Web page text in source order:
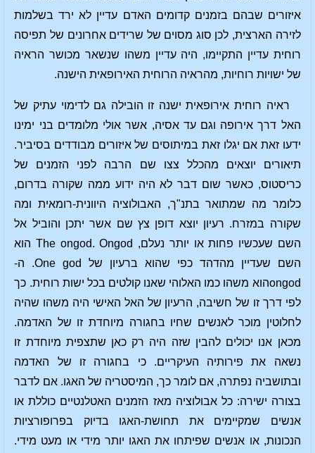
איזורים שבהם בזמנים קדומים האדם עדיין לא ירד בשלמות
לזירה הארצית, לכן סוג מסוים של שרידים אחרונים של תפיסה
רוחית עדיין התקיימו, היה עדיין משהו שנשאר מכושר הראיה
של ישויות רוחיות, מהראיה הרוחית האירופאית הישנה.
ראיה רוחית אירופאית ישנה זו הובילה גם לדימוי עתיק של
האל דרך אירופה וגם עד אסיה, אשר אולי מלומדים בני ימינו
ידעו זאת אם יגלו זאת במיתוסים של איזורים מבודדים בסיביר.
תיאורים יוצאים מהכלל צצו שם הרבה לפני הזמנים של
כריסטוס, כאשר שום דבר לא היה ידוע ממה שקורה בדרום,
כלומר מה שמתואר בתנ"ך, האבולוציה היוונית-רומאית ומה
שקורה במזרח. רעיון יוצא דופן צץ שם אשר יתכן והוביל אל
השם שעכשיו פחות או יותר נעלם, The ongod. Ongod הוא
השם שעדיין מהדהד כפי שהוא ברעיון של One god. ה-
ongodהוא משהו כמו האלוהי שאנו קולטים בכל ישות רוחית. כך
לפי דרך זו של חשיבה, הרעיון של האל האישי היה משהו שהיה
לחלוטין מוכר לאנשים שחיו בחגורה מיוחדת זו של האדמה.
מכאן אנו יכולים להבין שזה היה רק כאן שתצפית מיוחדת זו
נשאה את פירותיה העיקריים. כי בחגורה זו של האדמה
ובתושביה נפתרה, אם לומר כך, המיסטריה של האגו. אם לדבר
בצורה ישירה: כל אבולוציה מאז הזמנים האטלנטיים כוללת או
אנשים שמקיימים את תחושת-האגו בדיוק בפרופורציות
הנכונות, או אנשים שפיתחו את האגו יותר מידי או מעט מידי.